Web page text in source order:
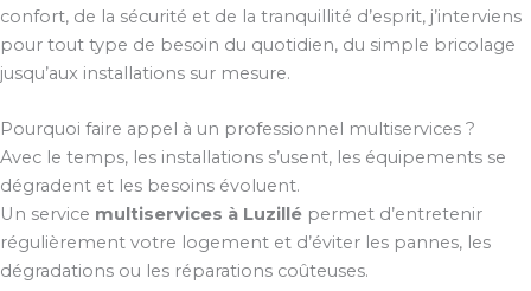
confort, de la sécurité et de la tranquillité d’esprit, j’interviens
pour tout type de besoin du quotidien, du simple bricolage
jusqu’aux installations sur mesure.
Pourquoi faire appel à un professionnel multiservices ?
Avec le temps, les installations s’usent, les équipements se
dégradent et les besoins évoluent.
Un service multiservices à Luzillé permet d’entretenir
régulièrement votre logement et d’éviter les pannes, les
dégradations ou les réparations coûteuses.